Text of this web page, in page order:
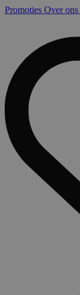
Promoties Over ons